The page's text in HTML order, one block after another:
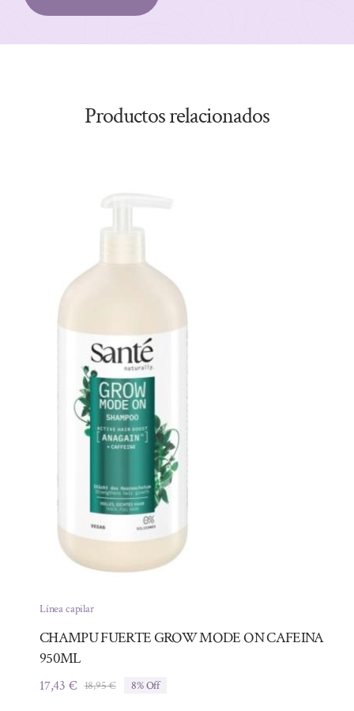
Productos relacionados
Línea capilar
CHAMPU FUERTE GROW MODE ON CAFEINA
950ML
18,95€El
17,43 €
El
8% Off